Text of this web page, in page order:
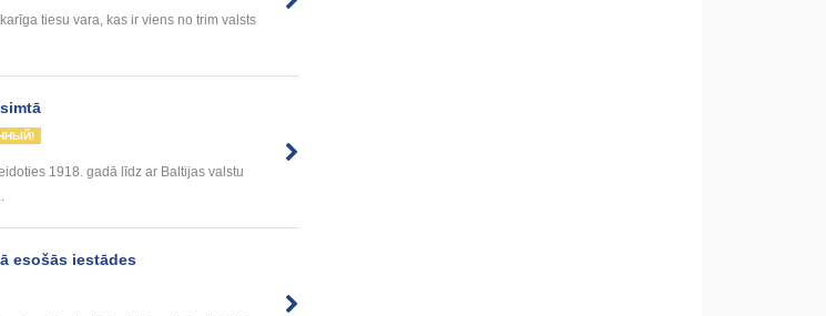
tiesu vara, kas ir viens no trim valsts
1918. gadā līdz ar Baltijas valstu
esošās iestādes